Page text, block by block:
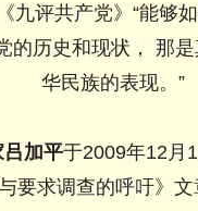
九评共产党》“能够
的历史和现状， 那
华民族的表现。”
加平于2009年12月
要求调查的呼吁》